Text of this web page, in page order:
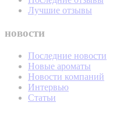
Лучшие отзывы
новости
Последние новости
Новые ароматы
Новости компаний
Интервью
Статьи